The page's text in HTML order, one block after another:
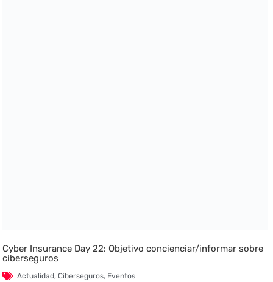
Cyber Insurance Day 22: Objetivo concienciar/informar sobre
ciberseguros
Actualidad,Ciberseguros, Eventos